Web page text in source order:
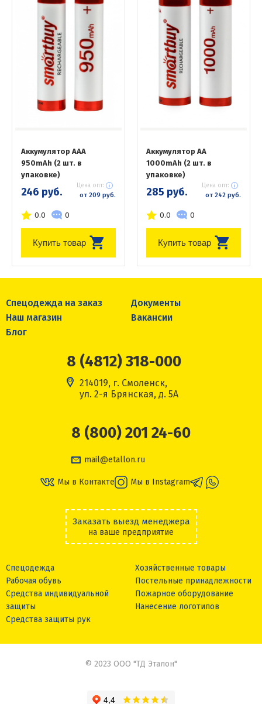
Аккумулятор AAA
950mAh (2 шт. в
упаковке)
246 руб. Цена опт:
от 209 руб.
0.0 0
Купить товар
Аккумулятор AA
1000mAh (2 шт. в
упаковке)
285 руб. Цена опт:
от 242 руб.
0.0 0
Купить товар
Спецодежда на заказ
Документы
Наш магазин
Вакансии
Блог
8 (4812) 318-000
214019, г. Смоленск,
ул. 2-я Брянская, д. 5А
8 (800) 201 24-60
mail@etallon.ru
Мы в Контакте Мы в Instagram
Заказать выезд менеджера
на ваше предприятие
Спецодежда
Рабочая обувь
Средства индивидуальной
защиты
Средства защиты рук
Хозяйственные товары
Постельные принадлежности
Пожарное оборудование
Нанесение логотипов
© 2023 ООО "ТД Эталон"